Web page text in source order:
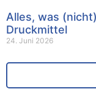
Alles, was
Druckmittel
24. Juni 2026